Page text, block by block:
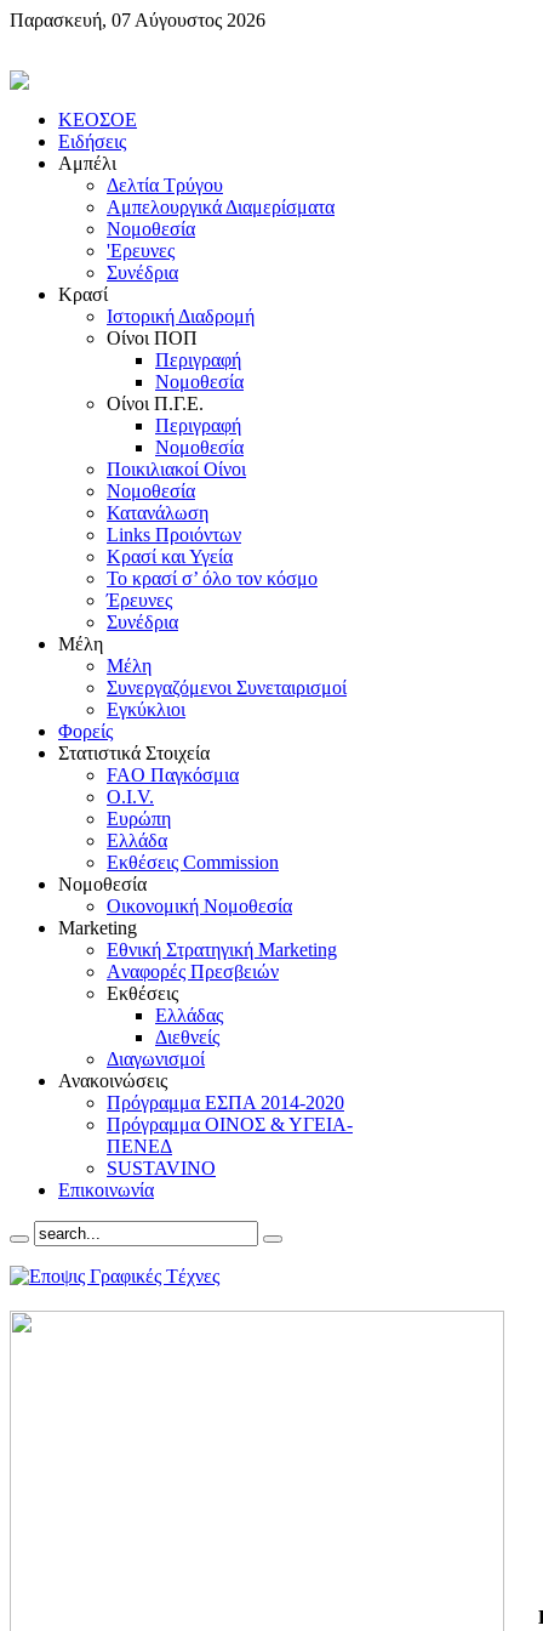
Παρασκευή, 07 Αύγουστος 2026
KEOΣOE
Ειδήσεις
Αμπέλι
Δελτία Τρύγου
Αμπελουργικά Διαμερίσματα
Nομοθεσία
'Eρευνες
Συνέδρια
Κρασί
Iστορική Διαδρομή
Oίνοι ΠOΠ
Περιγραφή
Nομοθεσία
Oίνοι Π.Γ.E.
Περιγραφή
Νομοθεσία
Ποικιλιακοί Oίνοι
Nομοθεσία
Κατανάλωση
Links Προιόντων
Κρασί και Υγεία
To κρασί σ’ όλο τον κόσμο
Έρευνες
Συνέδρια
Μέλη
Mέλη
Συνεργαζόμενοι Συνεταιρισμοί
Εγκύκλιοι
Φορείς
Στατιστικά Στοιχεία
FAO Παγκόσμια
O.I.V.
Ευρώπη
Ελλάδα
Eκθέσεις Commission
Νομοθεσία
Οικονομική Νομοθεσία
Marketing
Eθνική Στρατηγική Marketing
Aναφορές Πρεσβειών
Eκθέσεις
Eλλάδας
Διεθνείς
Διαγωνισμοί
Ανακοινώσεις
Πρόγραμμα ΕΣΠΑ 2014-2020
Πρόγραμμα ΟΙΝΟΣ & ΥΓΕΙΑ-
ΠΕΝΕΔ
SUSTAVINO
Επικοινωνία